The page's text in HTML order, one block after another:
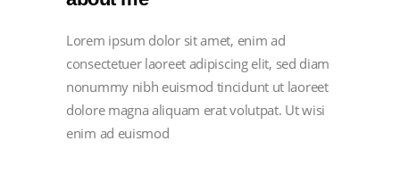
Lorem ipsum dolor sit amet, enim ad
consectetuer laoreet adipiscing elit, sed diam
nonummy nibh euismod tincidunt ut laoreet
dolore magna aliquam erat volutpat. Ut wisi
enim ad euismod